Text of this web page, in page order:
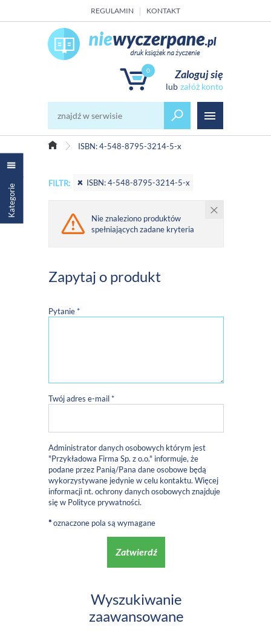
REGULAMIN KONTAKT
0 Zaloguj się
załóż konto
ISBN: 4-548-8795-3214-5-x
Kategorie FILTR: ISBN: 4-548-8795-3214-5-x
Nie znaleziono produktów
spełniających zadane kryteria
Zapytaj o produkt
Pytanie *
Twój adres e-mail *
Administrator danych osobowych którym jest
"Przykładowa Firma Sp. z o.o." informuje, że
podane przez Panią/Pana dane osobowe będą
wykorzystywane jedynie w celu kontaktu. Więcej
informacji nt. ochrony danych osobowych znajduje
się w Polityce prywatności.
*oznaczone pola są wymagane
Zatwierdź
Wyszukiwanie
zaawansowane